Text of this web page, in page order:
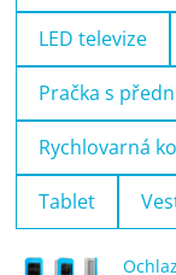
LED televize
Pračka s
Rychlovarná
Tablet